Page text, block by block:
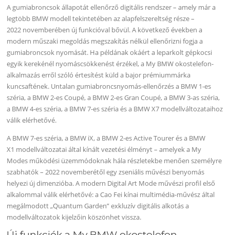
A gumiabroncsok állapotát ellenőrző digitális rendszer – amely már a
legtöbb BMW modell tekintetében az alapfelszereltség része –
2022 novemberében új funkcióval bővül. A következő években a
modern műszaki megoldás megszakítás nélkül ellenőrizni fogja a
gumiabroncsok nyomását. Ha példának okáért a leparkolt gépkocsi
egyik kerekénél nyomáscsökkenést érzékel, a My BMW okostelefon-
alkalmazás erről szóló értesítést küld a bajor prémiummárka
kuncsaftének. Untalan gumiabroncsnyomás-ellenőrzés a BMW 1-es
széria, a BMW 2-es Coupé, a BMW 2-es Gran Coupé, a BMW 3-as széria,
a BMW 4-es széria, a BMW 7-es széria és a BMW X7 modellváltozataihoz
válik elérhetővé.
A BMW 7-es széria, a BMW iX, a BMW 2-es Active Tourer és a BMW
X1 modellváltozatai által kínált vezetési élményt – amelyek a My
Modes működési üzemmódoknak hála részletekbe menően személyre
szabhatók – 2022 novemberétől egy zseniális művészi benyomás
helyezi új dimenzióba. A modern Digital Art Mode művészi profil első
alkalommal válik elérhetővé: a Cao Fei kínai multimédia-művész által
megálmodott „Quantum Garden” exkluzív digitális alkotás a
modellváltozatok kijelzőin köszönhet vissza.